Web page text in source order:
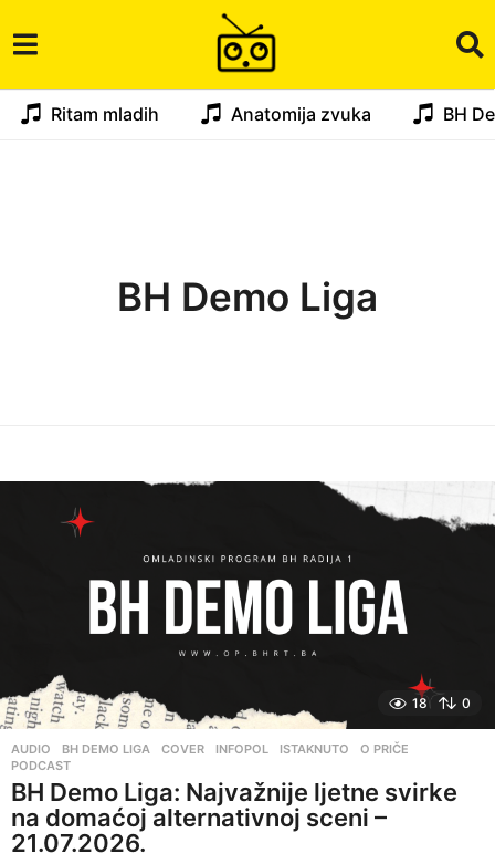
Ritam mladih Anatomija zvuka BH
BH Demo Liga
18 0
AUDIO ,BH DEMO LIGA ,COVER ,INFOPOL ,ISTAKNUTO ,O PRIČE
PODCAST
BH Demo Liga: Najvažnije ljetne svirke
na domaćoj alternativnoj sceni –
21.07.2026.